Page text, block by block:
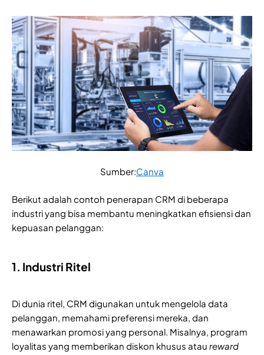
Sumber:Canva
Berikut adalah contoh penerapan CRM di beberapa
industri yang bisa membantu meningkatkan efisiensi dan
kepuasan pelanggan:
1. Industri Ritel
Di dunia ritel, CRM digunakan untuk mengelola data
pelanggan, memahami preferensi mereka, dan
menawarkan promosi yang personal. Misalnya, program
loyalitas yang memberikan diskon khusus atau reward